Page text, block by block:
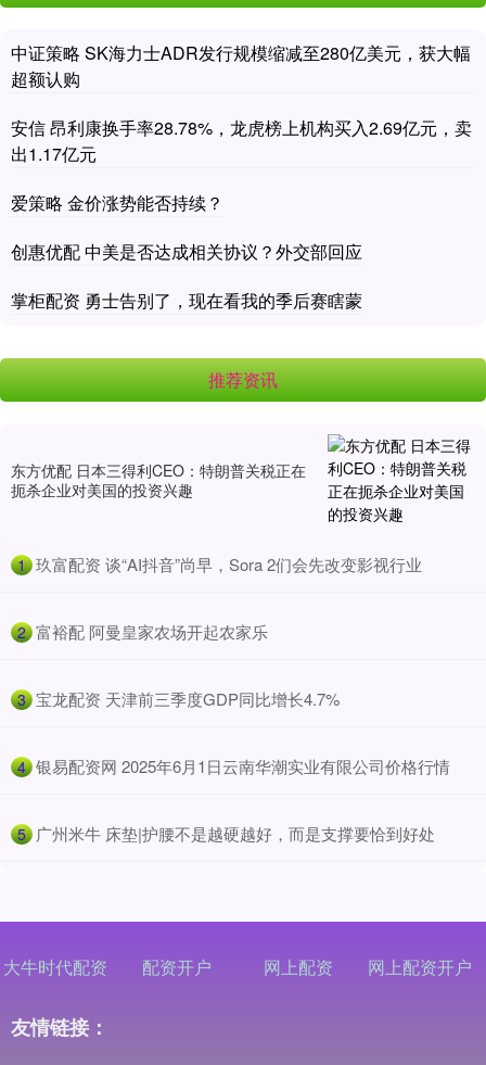
中证策略 SK海力士ADR发行规模缩减至280亿美元，获大幅
超额认购
安信 昂利康换手率28.78%，龙虎榜上机构买入2.69亿元，卖
出1.17亿元
爱策略 金价涨势能否持续？
创惠优配 中美是否达成相关协议？外交部回应
掌柜配资 勇士告别了，现在看我的季后赛瞎蒙
推荐资讯
东方优配 日本三得利CEO：特朗普关税正在
扼杀企业对美国的投资兴趣
1 ​玖富配资 谈“AI抖音”尚早，Sora 2们会先改变影视行业
2 ​富裕配 阿曼皇家农场开起农家乐
3 ​宝龙配资 天津前三季度GDP同比增长4.7%
4 ​银易配资网 2025年6月1日云南华潮实业有限公司价格行情
5 ​广州米牛 床垫|护腰不是越硬越好，而是支撑要恰到好处
大牛时代配资 配资开户 网上配资 网上配资开户
友情链接：